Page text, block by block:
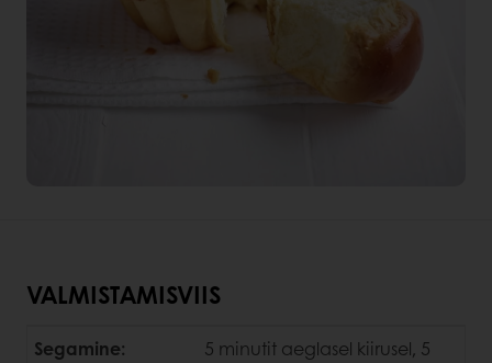
VALMISTAMISVIIS
Segamine:
5 minutit aeglasel kiirusel, 5